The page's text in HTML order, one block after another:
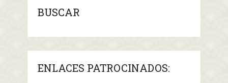
BUSCAR
ENLACES PATROCINADOS: